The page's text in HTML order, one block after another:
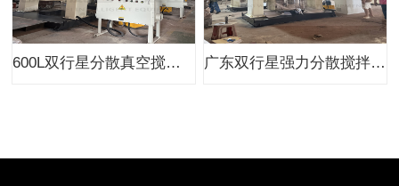
600L双行星分散真空搅拌设备动力混合机 广东双行星强力分散搅拌机厂家价格